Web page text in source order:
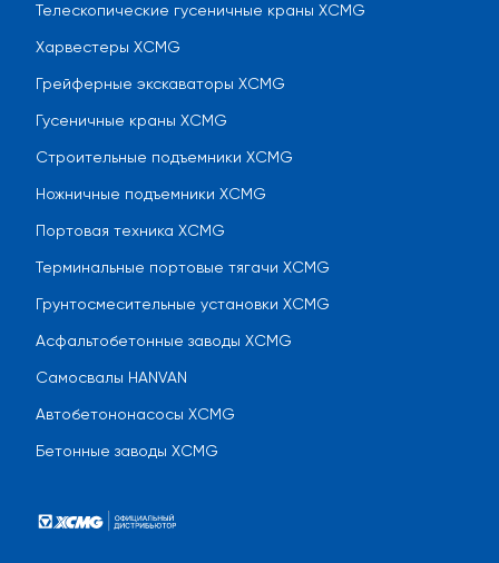
Телескопические гусеничные краны XCMG
Харвестеры XCMG
Грейферные экскаваторы XCMG
Гусеничные краны XCMG
Строительные подъемники XCMG
Ножничные подъемники XCMG
Портовая техника XCMG
Терминальные портовые тягачи XCMG
Грунтосмесительные установки XCMG
Асфальтобетонные заводы XCMG
Самосвалы HANVAN
Автобетононасосы XCMG
Бетонные заводы XCMG